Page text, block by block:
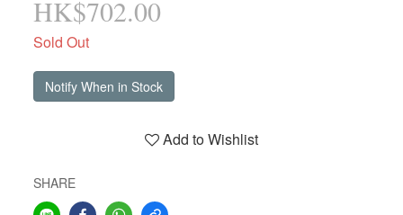
HK$702.00
Sold Out
Notify When in Stock
Add to Wishlist
SHARE